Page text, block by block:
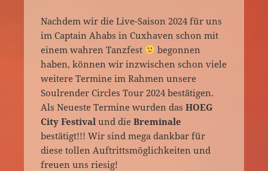
Nachdem wir die Live-Saison 2024 für uns
im Captain Ahabs in Cuxhaven schon mit
einem wahren Tanzfest
begonnen
haben, können wir inzwischen schon viele
weitere Termine im Rahmen unsere
Soulrender Circles Tour 2024 bestätigen.
Als Neueste Termine wurden dasHOEG
City Festival und dieBreminale
bestätigt!!! Wir sind mega dankbar für
diese tollen Auftrittsmöglichkeiten und
freuen uns riesig!